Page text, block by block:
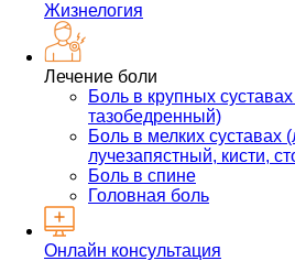
Жизнелогия
Лечение боли
Боль в крупных
тазобедренный)
Боль в мелких суставах
лучезапястный, кисти,
Боль в спине
Головная боль
Онлайн консультация